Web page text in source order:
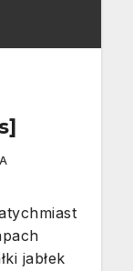
jabłek